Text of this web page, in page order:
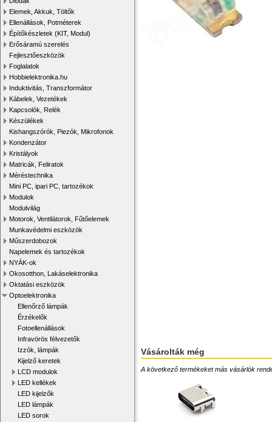
Elemek, Akkuk, Töltők
Ellenállások, Potméterek
Építőkészletek (KIT, Modul)
Erősáramú szerelés
Fejlesztőeszközök
Foglalatok
Hobbielektronika.hu
Induktivitás, Transzformátor
Kábelek, Vezetékek
Kapcsolók, Relék
Készülékek
Kishangszórók, Piezók, Mikrofonok
Kondenzátor
Kristályok
Matricák, Feliratok
Méréstechnika
Mini PC, ipari PC, tartozékok
Modulok
Modulvilág
Motorok, Ventilátorok, Fűtőelemek
Munkavédelmi eszközök
Műszerdobozok
Napelemek és tartozékok
NYÁK-ok
Okosotthon, Lakáselektronika
Oktatási eszközök
Optoelektronika
Ellenőrző lámpák
Érzékelők
Fotoellenállások
Infravörös félvezetők
Izzók, lámpák
Kijelző keretek
LCD modulok
LED kellékek
LED kijelzők
LED lámpák
LED sorok
Vásárolták még
A következő termékeket más vásárlók